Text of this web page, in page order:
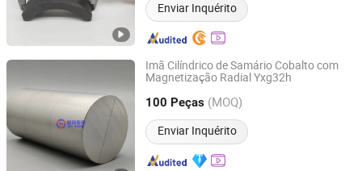
Enviar Inquérito
Imã Cilíndrico de Samário Cobalto com
Magnetização Radial Yxg32h
100 Peças (MOQ)
Enviar Inquérito
Mianyang Mce Electronics Co., Ltd
Sichuan, China Desde 2024